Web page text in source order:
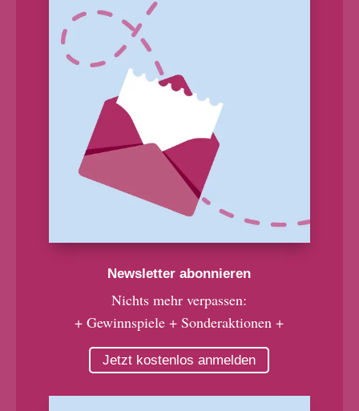
Newsletter abonnieren
Nichts mehr verpassen:
+ Gewinnspiele + Sonderaktionen +
Jetzt kostenlos anmelden